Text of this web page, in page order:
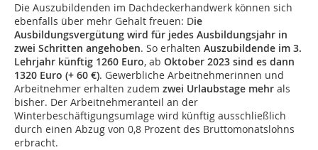
Die Auszubildenden im Dachdeckerhandwerk können sich
ebenfalls über mehr Gehalt freuen: Die
Ausbildungsvergütung wird für jedes Ausbildungsjahr in
zwei Schritten angehoben. So erhalten Auszubildende im 3.
Lehrjahr künftig 1260 Euro, ab Oktober 2023 sind es dann
1320 Euro (+ 60 €). Gewerbliche Arbeitnehmerinnen und
Arbeitnehmer erhalten zudem zwei Urlaubstage mehr als
bisher. Der Arbeitnehmeranteil an der
Winterbeschäftigungsumlage wird künftig ausschließlich
durch einen Abzug von 0,8 Prozent des Bruttomonatslohns
erbracht.